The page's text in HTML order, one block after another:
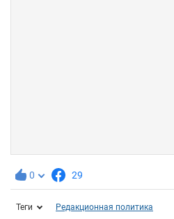
0 29
Теги Редакционная политика